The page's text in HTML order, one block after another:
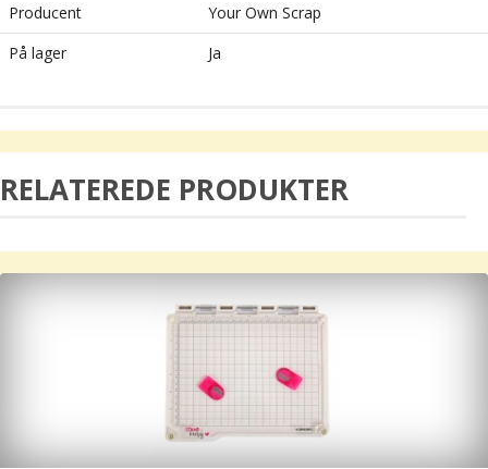
Producent
Your Own Scrap
På lager
Ja
RELATEREDE PRODUKTER